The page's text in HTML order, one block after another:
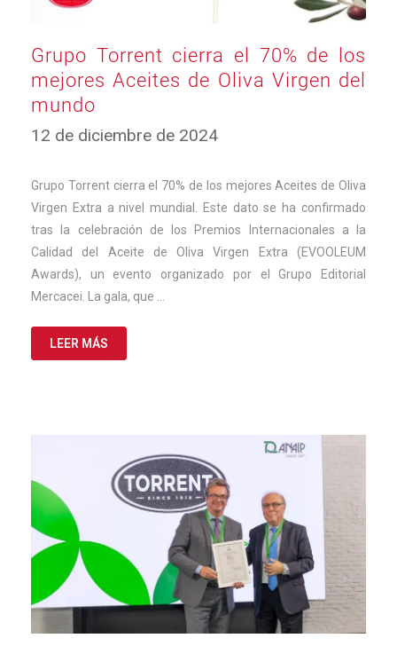
Grupo Torrent cierra el 70% de los
mejores Aceites de Oliva Virgen del
mundo
12 de diciembre de 2024
de
2024
Grupo Torrent cierra el 70% de los mejores Aceites de Oliva
Virgen Extra a nivel mundial. Este dato se ha confirmado
tras la celebración de los Premios Internacionales a la
Calidad del Aceite de Oliva Virgen Extra (EVOOLEUM
Awards), un evento organizado por el Grupo Editorial
Mercacei. La gala, que …
LEER MÁS